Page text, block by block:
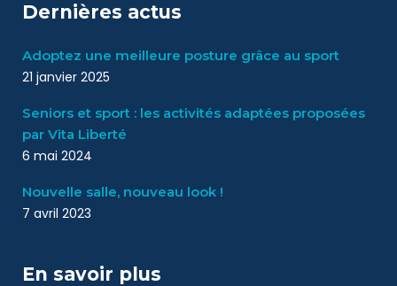
Dernières actus
Adoptez une meilleure posture grâce au sport
21 janvier 2025
Seniors et sport : les activités adaptées proposées
par Vita Liberté
6 mai 2024
Nouvelle salle, nouveau look !
7 avril 2023
En savoir plus